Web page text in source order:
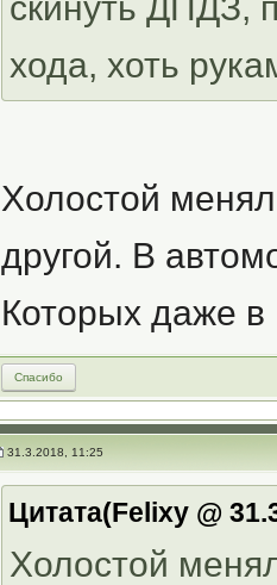
хода, хоть
Холостой
другой. В
Которых даже в
Спасибо
31.3.2018, 11:25
Цитата(Felixy @
Холостой